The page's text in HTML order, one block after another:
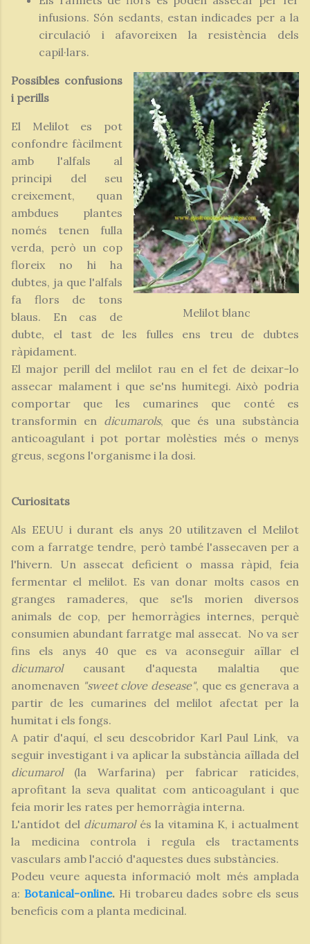
infusions. Són sedants, estan indicades per a la
circulació i afavoreixen la resistència dels
capil·lars.
Melilot blanc
Possibles confusions
i perills
El Melilot es pot
confondre fàcilment
amb l'alfals al
principi del seu
creixement, quan
ambdues plantes
només tenen fulla
verda, però un cop
floreix no hi ha
dubtes, ja que l'alfals
fa flors de tons
blaus. En cas de
dubte, el tast de les fulles ens treu de dubtes
ràpidament.
El major perill del melilot rau en el fet de deixar-lo
assecar malament i que se'ns humitegi. Això podria
comportar que les cumarines que conté es
transformin en dicumarols, que és una substància
anticoagulant i pot portar molèsties més o menys
greus, segons l'organisme i la dosi.
Curiositats
Als EEUU i durant els anys 20 utilitzaven el Melilot
com a farratge tendre, però també l'assecaven per a
l'hivern. Un assecat deficient o massa ràpid, feia
fermentar el melilot. Es van donar molts casos en
granges ramaderes, que se'ls morien diversos
animals de cop, per hemorràgies internes, perquè
consumien abundant farratge mal assecat. No va ser
fins els anys 40 que es va aconseguir aïllar el
dicumarolcausant d'aquesta malaltia que
anomenaven "sweet clove desease", que es generava a
partir de les cumarines del melilot afectat per la
humitat i els fongs.
A patir d'aquí, el seu descobridor Karl Paul Link, va
seguir investigant i va aplicar la substància aïllada del
dicumarol(la Warfarina) per fabricar raticides,
aprofitant la seva qualitat com anticoagulant i que
feia morir les rates per hemorràgia interna.
L'antídot del dicumarolés la vitamina K, i actualment
la medicina controla i regula els tractaments
vasculars amb l'acció d'aquestes dues substàncies.
Podeu veure aquesta informació molt més amplada
a: Botanical-online. Hi trobareu dades sobre els seus
beneficis com a planta medicinal.